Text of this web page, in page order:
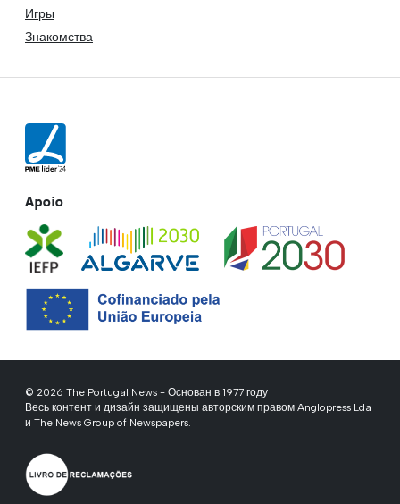
Игры
Знакомства
Apoio
© 2026 The Portugal News - Основан в 1977 году
Весь контент и дизайн защищены авторским правом Anglopress Lda
и The News Group of Newspapers.